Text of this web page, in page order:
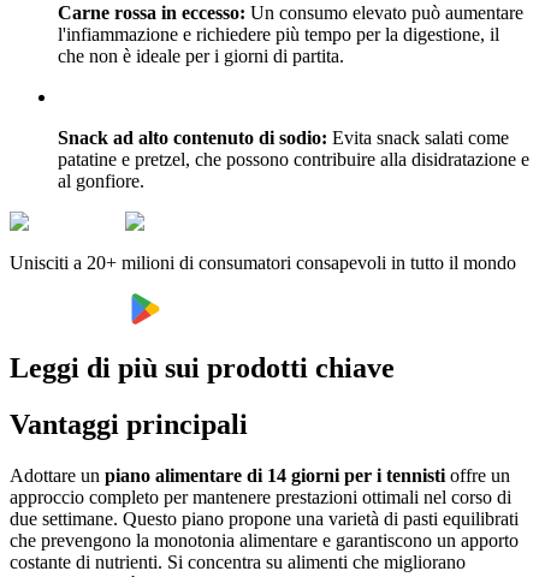
Carne rossa in eccesso: Un consumo elevato può aumentare
l'infiammazione e richiedere più tempo per la digestione, il
che non è ideale per i giorni di partita.
Snack ad alto contenuto di sodio: Evita snack salati come
patatine e pretzel, che possono contribuire alla disidratazione e
al gonfiore.
Unisciti a 20+ milioni di consumatori consapevoli in tutto il mondo
Leggi di più sui prodotti chiave
Vantaggi principali
Adottare un piano alimentare di 14 giorni per i tennisti offre un
approccio completo per mantenere prestazioni ottimali nel corso di
due settimane. Questo piano propone una varietà di pasti equilibrati
che prevengono la monotonia alimentare e garantiscono un apporto
costante di nutrienti. Si concentra su alimenti che migliorano